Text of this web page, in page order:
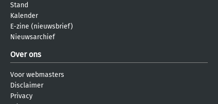
Stand
Kalender
E-zine (nieuwsbrief)
Nieuwsarchief
Over ons
Voor webmasters
Disclaimer
Privacy